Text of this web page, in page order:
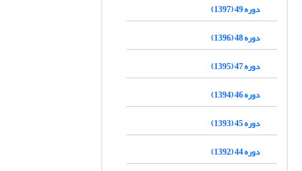
دوره 49 (1397)
دوره 48 (1396)
دوره 47 (1395)
دوره 46 (1394)
دوره 45 (1393)
دوره 44 (1392)